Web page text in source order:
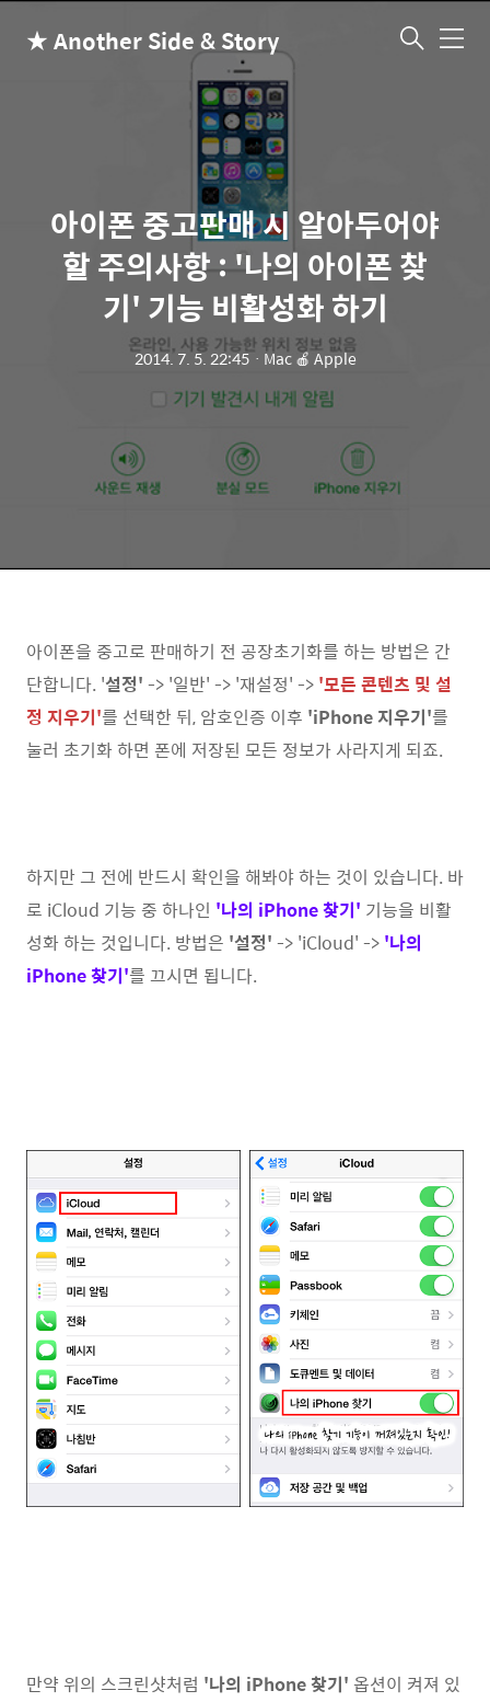
★ Another Side & Story 메
아이폰 중고판매 시 알아두어야
할 주의사항 : '나의 아이폰 찾
기' 기능 비활성화 하기
2014. 7. 5. 22:45ㆍ Mac 🍎 Apple
아이폰을 중고로 판매하기 전 공장초기화를 하는 방법은 간
단합니다. '설정' -> '일반' -> '재설정' -> '모든 콘텐츠 및 설
정 지우기'를 선택한 뒤, 암호인증 이후 'iPhone 지우기'를
눌러 초기화 하면 폰에 저장된 모든 정보가 사라지게 되죠.
하지만 그 전에 반드시 확인을 해봐야 하는 것이 있습니다. 바
로 iCloud 기능 중 하나인 '나의 iPhone 찾기' 기능을 비활
성화 하는 것입니다. 방법은 '설정' -> 'iCloud' -> '나의
iPhone 찾기'를 끄시면 됩니다.
만약 위의 스크린샷처럼 '나의 iPhone 찾기' 옵션이 켜져 있